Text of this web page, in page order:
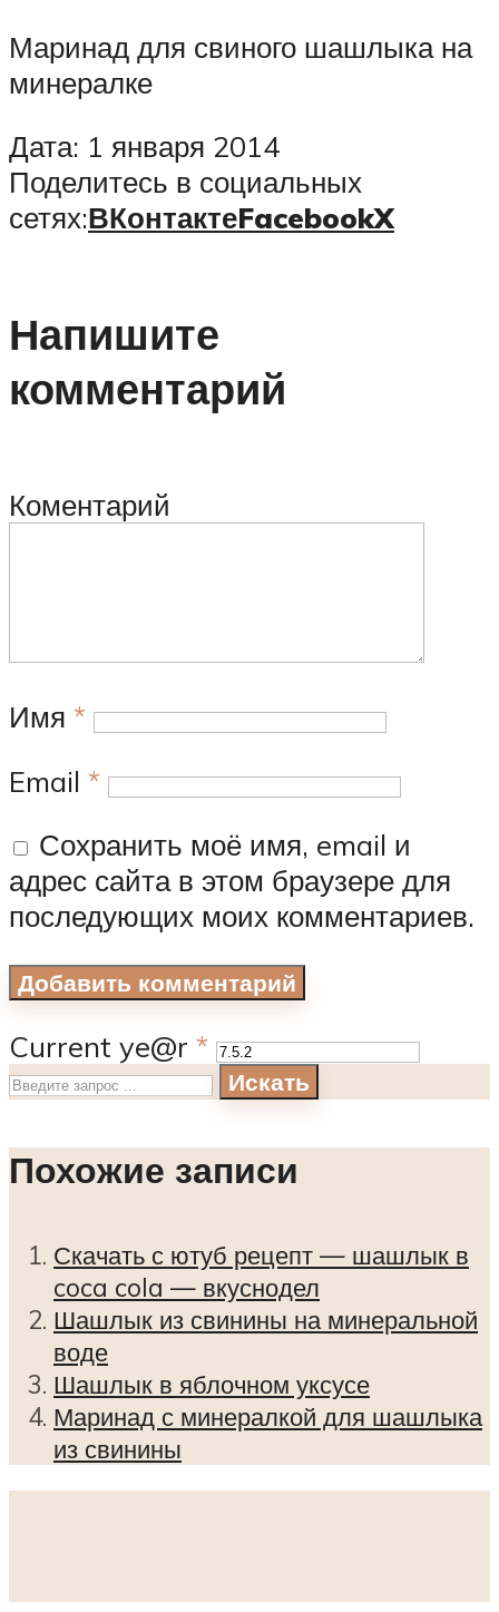
Маринад для свиного шашлыка на
минералке
Дата: 1 января 2014
Поделитесь в социальных
сетях:ВКонтактеFacebookX
Напишите
комментарий
Коментарий
Имя *
Email *
Сохранить моё имя, email и
адрес сайта в этом браузере для
последующих моих комментариев.
Current ye@r *
Искать
Похожие записи
Скачать с ютуб рецепт — шашлык в
coca cola — вкуснодел
Шашлык из свинины на минеральной
воде
Шашлык в яблочном уксусе
Маринад с минералкой для шашлыка
из свинины